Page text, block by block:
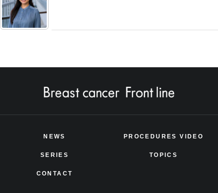
NEWS PROCEDURES VIDEO
SERIES TOPICS
CONTACT